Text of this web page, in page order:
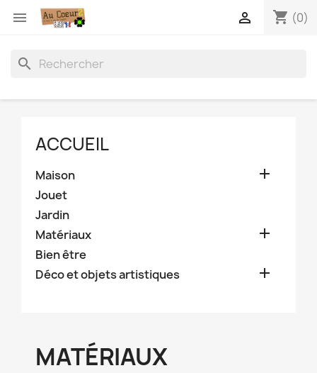
 shopping_cart (0)

search
ACCUEIL
Maison 
Jouet
Jardin
Matériaux

Bien être
Déco et objets artistiques

MATÉRIAUX